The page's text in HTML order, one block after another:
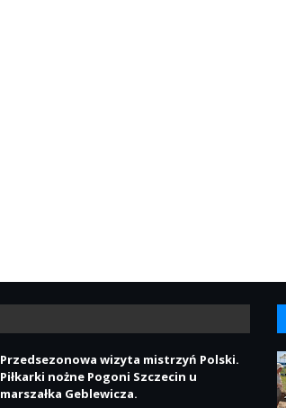
Przedsezonowa wizyta mistrzyń Polski.
Piłkarki nożne Pogoni Szczecin u
marszałka Geblewicza.